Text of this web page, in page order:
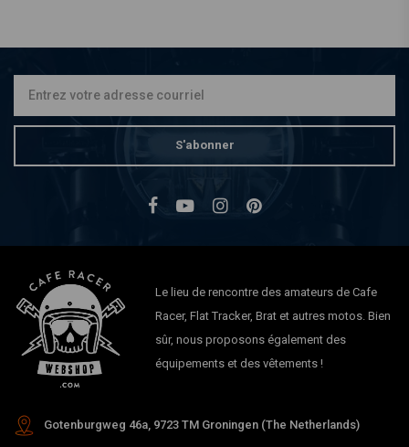
S'abonner
Le lieu de rencontre des amateurs de Cafe
Racer, Flat Tracker, Brat et autres motos. Bien
sûr, nous proposons également des
équipements et des vêtements !
Gotenburgweg 46a, 9723 TM Groningen (The Netherlands)